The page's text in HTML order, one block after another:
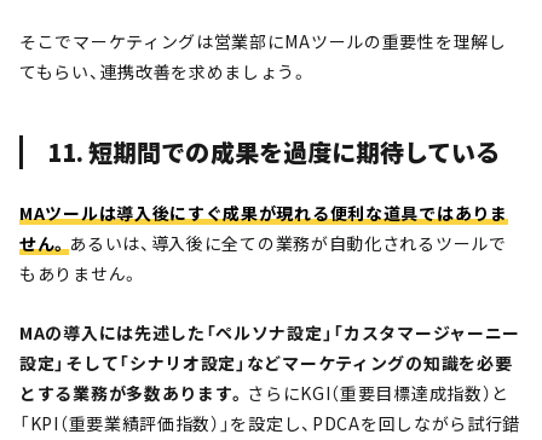
そこでマーケティングは営業部にMAツールの重要性を理解し
てもらい、連携改善を求めましょう。
11. 短期間での成果を過度に期待している
MAツールは導入後にすぐ成果が現れる便利な道具ではありま
せん。あるいは、導入後に全ての業務が自動化されるツールで
もありません。
MAの導入には先述した「ペルソナ設定」「カスタマージャーニー
設定」そして「シナリオ設定」などマーケティングの知識を必要
とする業務が多数あります。 さらにKGI（重要目標達成指数）と
「KPI（重要業績評価指数）」を設定し、PDCAを回しながら試行錯